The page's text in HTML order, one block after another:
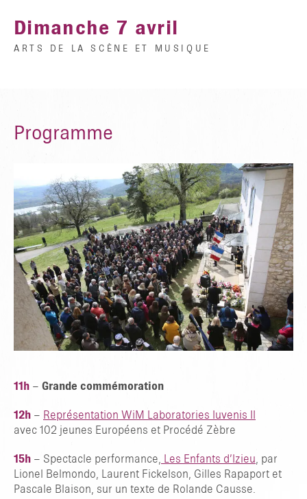
Dimanche 7 avril
ARTS DE LA SCÈNE ET MUSIQUE
Programme
11h – Grande commémoration
12h – Représentation WiM Laboratories Iuvenis II
avec 102 jeunes Européens et Procédé Zèbre
15h – Spectacle performance, Les Enfants d’Izieu, par
Lionel Belmondo, Laurent Fickelson, Gilles Rapaport et
Pascale Blaison, sur un texte de Rolande Causse.